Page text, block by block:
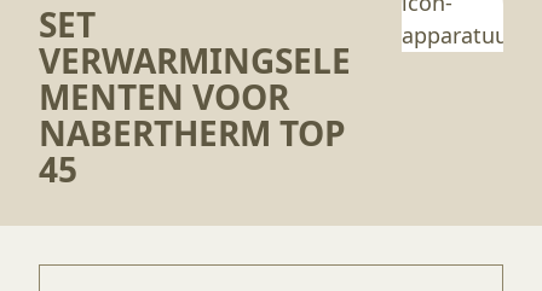
SET
VERWARMINGSELE
MENTEN VOOR
NABERTHERM TOP
45